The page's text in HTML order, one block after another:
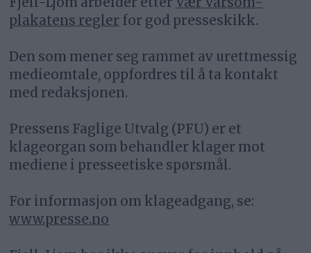
plakatens regler for god presseskikk.
Den som mener seg rammet av urettmessig
medieomtale, oppfordres til å ta kontakt
med redaksjonen.
Pressens Faglige Utvalg (PFU) er et
klageorgan som behandler klager mot
mediene i presseetiske spørsmål.
For informasjon om klageadgang, se:
www.presse.no